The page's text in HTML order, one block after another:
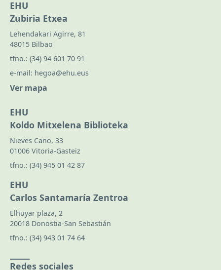
EHU
Zubiria Etxea
Lehendakari Agirre, 81
48015 Bilbao
tfno.: (34) 94 601 70 91
e-mail: hegoa@ehu.eus
Ver mapa
EHU
Koldo Mitxelena Biblioteka
Nieves Cano, 33
01006 Vitoria-Gasteiz
tfno.: (34) 945 01 42 87
EHU
Carlos Santamaría Zentroa
Elhuyar plaza, 2
20018 Donostia-San Sebastián
tfno.: (34) 943 01 74 64
Redes sociales